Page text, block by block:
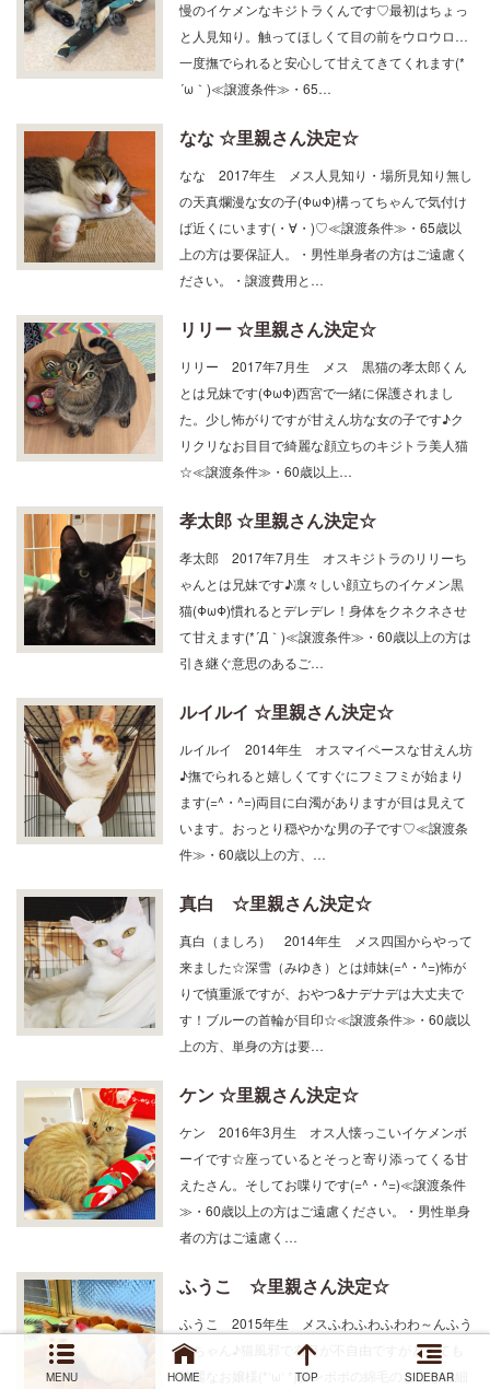
慢のイケメンなキジトラくんです♡最初はちょっ
と人見知り。触ってほしくて目の前をウロウロ…
一度撫でられると安心して甘えてきてくれます(*
´ω｀)≪譲渡条件≫・65…
なな ☆里親さん決定☆
なな 2017年生 メス人見知り・場所見知り無し
の天真爛漫な女の子(ΦωΦ)構ってちゃんで気付け
ば近くにいます(・∀・)♡≪譲渡条件≫・65歳以
上の方は要保証人。・男性単身者の方はご遠慮く
ださい。・譲渡費用と…
リリー ☆里親さん決定☆
リリー 2017年7月生 メス 黒猫の孝太郎くん
とは兄妹です(ΦωΦ)西宮で一緒に保護されまし
た。少し怖がりですが甘えん坊な女の子です♪ク
リクリなお目目で綺麗な顔立ちのキジトラ美人猫
☆≪譲渡条件≫・60歳以上…
孝太郎 ☆里親さん決定☆
孝太郎 2017年7月生 オスキジトラのリリーち
ゃんとは兄妹です♪凛々しい顔立ちのイケメン黒
猫(ΦωΦ)慣れるとデレデレ！身体をクネクネさせ
て甘えます(*´Д｀)≪譲渡条件≫・60歳以上の方は
引き継ぐ意思のあるご…
ルイルイ ☆里親さん決定☆
ルイルイ 2014年生 オスマイペースな甘えん坊
♪撫でられると嬉しくてすぐにフミフミが始まり
ます(=^・^=)両目に白濁がありますが目は見えて
います。おっとり穏やかな男の子です♡≪譲渡条
件≫・60歳以上の方、…
真白 ☆里親さん決定☆
真白（ましろ） 2014年生 メス四国からやって
来ました☆深雪（みゆき）とは姉妹(=^・^=)怖が
りで慎重派ですが、おやつ&ナデナデは大丈夫で
す！ブルーの首輪が目印☆≪譲渡条件≫・60歳以
上の方、単身の方は要…
ケン ☆里親さん決定☆
ケン 2016年3月生 オス人懐っこいイケメンボ
ーイです☆座っているとそっと寄り添ってくる甘
えたさん。そしてお喋りです(=^・^=)≪譲渡条件
≫・60歳以上の方はご遠慮ください。・男性単身
者の方はご遠慮く…
ふうこ ☆里親さん決定☆
ふうこ 2015年生 メスふわふわふわわ～んふう
こちゃん♪猫風邪で右目が不自由ですがとっても
綺麗なお嬢様(*‘ω‘ *)タンポポの綿毛のような繊細
MENU HOME TOP SIDEBAR